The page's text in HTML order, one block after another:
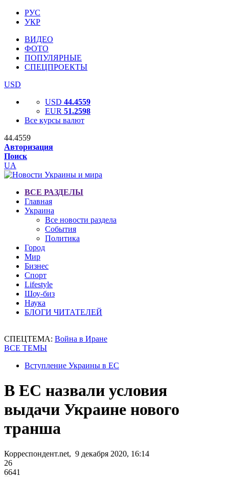
РУС
УКР
ВИДЕО
ФОТО
ПОПУЛЯРНЫЕ
СПЕЦПРОЕКТЫ
USD
USD 44.4559
EUR 51.2598
Все курсы валют
44.4559
Авторизация
Поиск
UA
ВСЕ РАЗДЕЛЫ
Главная
Украина
Все новости раздела
События
Политика
Город
Мир
Бизнес
Спорт
Lifestyle
Шоу-биз
Наука
БЛОГИ ЧИТАТЕЛЕЙ
СПЕЦТЕМА: Война в Иране
ВСЕ ТЕМЫ
Вступление Украины в ЕС
В ЕС назвали условия
выдачи Украине нового
транша
Корреспондент.net, 9 декабря 2020, 16:14
26
6641